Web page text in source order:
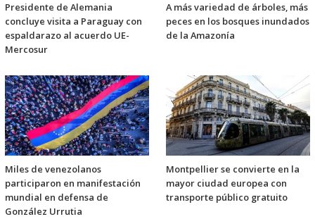
Presidente de Alemania
concluye visita a Paraguay con
espaldarazo al acuerdo UE-
Mercosur
A más variedad de árboles, más
peces en los bosques inundados
de la Amazonía
Miles de venezolanos
participaron en manifestación
mundial en defensa de
González Urrutia
Montpellier se convierte en la
mayor ciudad europea con
transporte público gratuito